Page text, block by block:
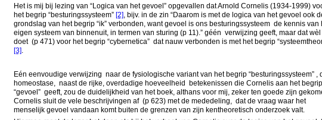
Het is mij bij lezing van “Logica van het gevoel” opgevallen dat Arnold Cornelis (1934-1999)
het begrip “besturingssysteem” [2], bijv. in de zin “Daarom is met de logica van het gevoel ook
grondslag van het begrip “ik” verbonden, want gevoel is ons besturingssysteem de kennis van
eigen systeem van binnenuit, in termen van sturing (p 11).” géén verwijzing geeft, maar dat wèl
doet (p 471) voor het begrip “cybernetica” dat nauw verbonden is met het begrip
[3].
Eén eenvoudige verwijzing naar de fysiologische variant van het begrip “besturingssysteem” ,
homeostase, naast de rijke, overdadige hoeveelheid betekenissen die Cornelis aan het begrip
“gevoel” geeft, zou de duidelijkheid van het boek, althans voor mij, zeker ten goede zijn
Cornelis sluit de vele beschrijvingen af (p 623) met de mededeling, dat de vraag waar het
menselijk gevoel vandaan komt buiten de grenzen van zijn kentheoretisch onderzoek valt.